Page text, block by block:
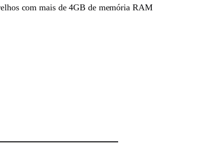
com mais de 4GB de memória RAM